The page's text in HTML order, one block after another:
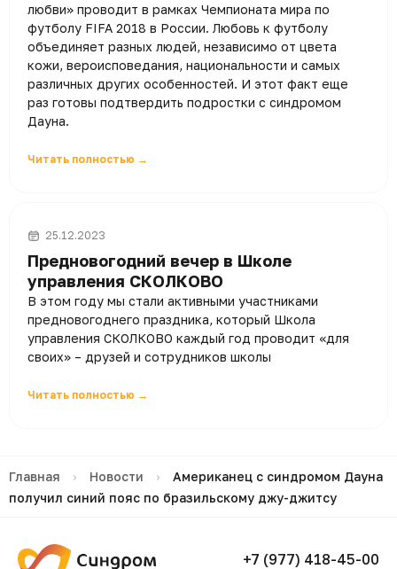
любви» проводит в рамках Чемпионата мира по
футболу FIFA 2018 в России. Любовь к футболу
объединяет разных людей, независимо от цвета
кожи, вероисповедания, национальности и самых
различных других особенностей. И этот факт еще
раз готовы подтвердить подростки с синдромом
Дауна.
Читать полностью →
25.12.2023
Предновогодний вечер в Школе
управления СКОЛКОВО
В этом году мы стали активными участниками
предновогоднего праздника, который Школа
управления СКОЛКОВО каждый год проводит «для
своих» – друзей и сотрудников школы
Читать полностью →
Главная › Новости ›
Американец с синдромом Дауна
получил синий пояс по бразильскому джу-джитсу
+7 (977) 418-45-00